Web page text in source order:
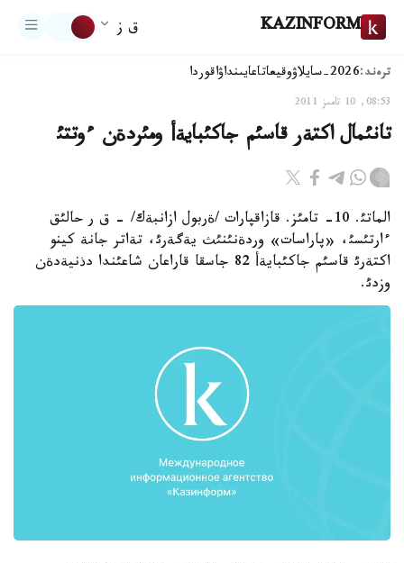
KAZINFORM ق ز
ترەند:2026-سايلاۋ وقيعاتاعايىنداۋاقوردا
08:53, 10 تامىز 2011
تانئمال اكتةر قاسئم جاكئبايةأ ومئردةن ءوتتئ
الماتئ. 10- تامئز. قازاقپارات /ةربول ازانبةك/ - ق ر حالئق
ءارتئسئ، «پاراسات» وردةنئنئث يةگةرئ، تةاتر جانة كينو
اكتةرئ قاسئم جاكئبايةأ 82 جاسقا قاراعان شاعئندا دذنيةدةن
وزدئ.